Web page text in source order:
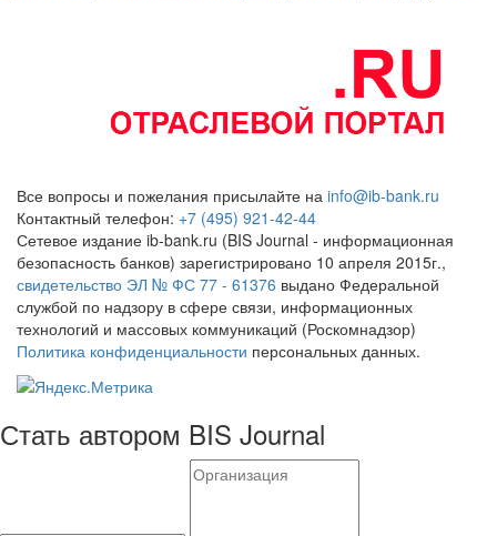
Все вопросы и пожелания присылайте на info@ib-bank.ru
Контактный телефон: +7 (495) 921-42-44
Сетевое издание ib-bank.ru (BIS Journal - информационная
безопасность банков) зарегистрировано 10 апреля 2015г.,
свидетельство ЭЛ № ФС 77 - 61376 выдано Федеральной
службой по надзору в сфере связи, информационных
технологий и массовых коммуникаций (Роскомнадзор)
Политика конфиденциальности персональных данных.
Стать автором BIS Journal